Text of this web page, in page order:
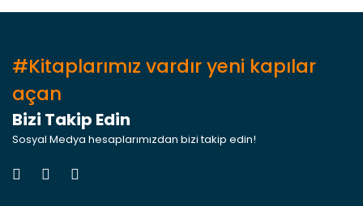
#Kitaplarımız vardır yeni kapılar
açan
Bizi Takip Edin
Sosyal Medya hesaplarımızdan bizi takip edin!